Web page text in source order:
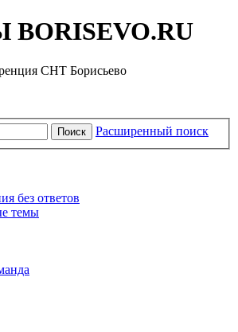
СНТ Борисьево
Поиск Расширенный поиск
без ответов
темы